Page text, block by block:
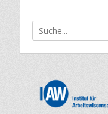
Suche
nach: